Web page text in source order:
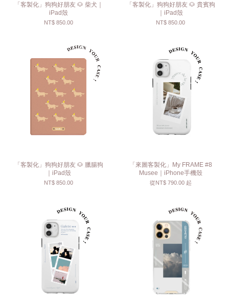
「客製化」狗狗好朋友 🐶 柴犬｜
iPad殼
NT$ 850.00
「客製化」狗狗好朋友 🐶 貴賓狗
｜iPad殼
NT$ 850.00
「客製化」狗狗好朋友 🐶 臘腸狗
｜iPad殼
NT$ 850.00
「來圖客製化」My FRAME #8
Musee｜iPhone手機殼
從NT$ 790.00 起